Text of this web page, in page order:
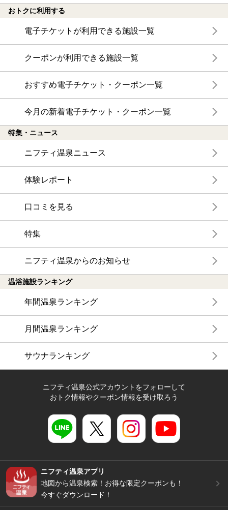
おトクに利用する
電子チケットが利用できる施設一覧
クーポンが利用できる施設一覧
おすすめ電子チケット・クーポン一覧
今月の新着電子チケット・クーポン一覧
特集・ニュース
ニフティ温泉ニュース
体験レポート
口コミを見る
特集
ニフティ温泉からのお知らせ
温浴施設ランキング
年間温泉ランキング
月間温泉ランキング
サウナランキング
ニフティ温泉公式アカウントをフォローして
おトク情報やクーポン情報を受け取ろう
ニフティ温泉アプリ
地図から温泉検索！お得な限定クーポンも！
今すぐダウンロード！